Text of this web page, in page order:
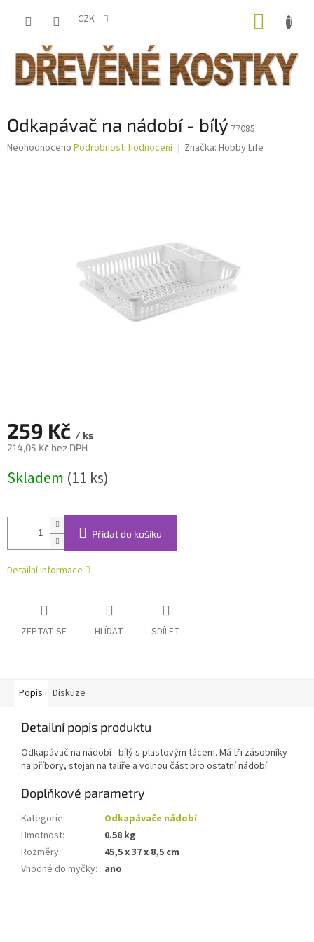
CZK
Odkapávač na nádobí - bílý 77085
Průměrné
Neohodnoceno Podrobnosti hodnocení Značka: Hobby Life
259 Kč / ks
214,05 Kč bez DPH
cena:
Skladem (11 ks)
Přidat do košíku
Detailní informace
ZEPTAT SE HLÍDAT SDÍLET
Popis Diskuze
Detailní popis produktu
Odkapávač na nádobí - bílý s plastovým tácem. Má tři zásobníky
na příbory, stojan na talíře a volnou část pro ostatní nádobí.
Doplňkové parametry
Kategorie:
Odkapávače nádobí
Hmotnost:
0.58 kg
Rozměry:
45,5 x 37 x 8,5 cm
Vhodné do myčky: ano